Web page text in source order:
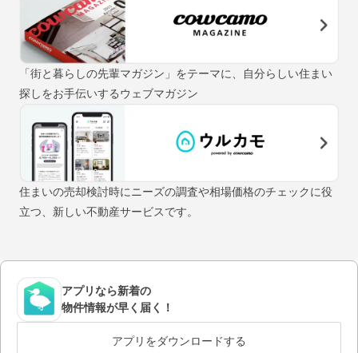
「街と暮らしの先輩マガジン」をテーマに、自分らしい住まい
探しをお手伝いするウェブマガジン
住まいの売却検討時にニーズの調査や相場価格のチェックに役
立つ、新しい不動産サービスです。
アプリなら新着の
物件情報が早く届く！
アプリをダウンロードする